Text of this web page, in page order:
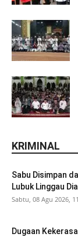
KRIMINAL
Sabu Disimpan
Lubuk Linggau
Sabtu, 08 Agu 2026,
Dugaan